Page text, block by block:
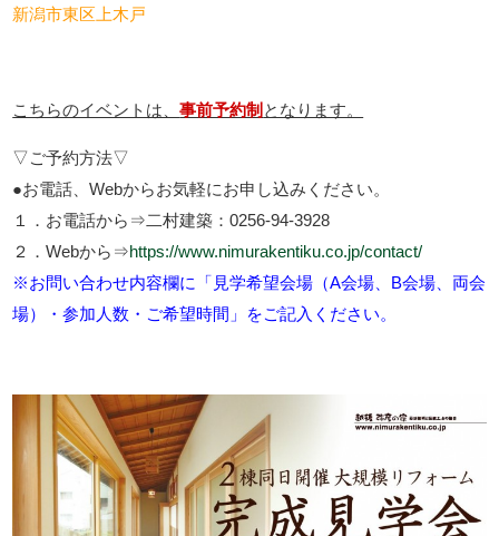
新潟市東区上木戸
こちらのイベントは、事前予約制 となります。
▽ご予約方法▽
●お電話、Webからお気軽にお申し込みください。
１．お電話から⇒二村建築：0256-94-3928
２．Webから⇒https://www.nimurakentiku.co.jp/contact/
※お問い合わせ内容欄に「見学希望会場（A会場、B会場、両会
場）・参加人数・ご希望時間」をご記入ください。